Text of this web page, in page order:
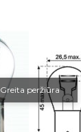
Greita peržiūra